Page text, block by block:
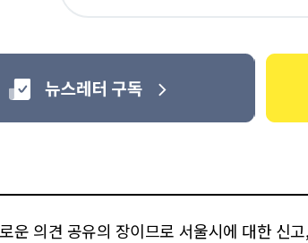
운 의견 공유의 장이므로 서울시에 대한 신